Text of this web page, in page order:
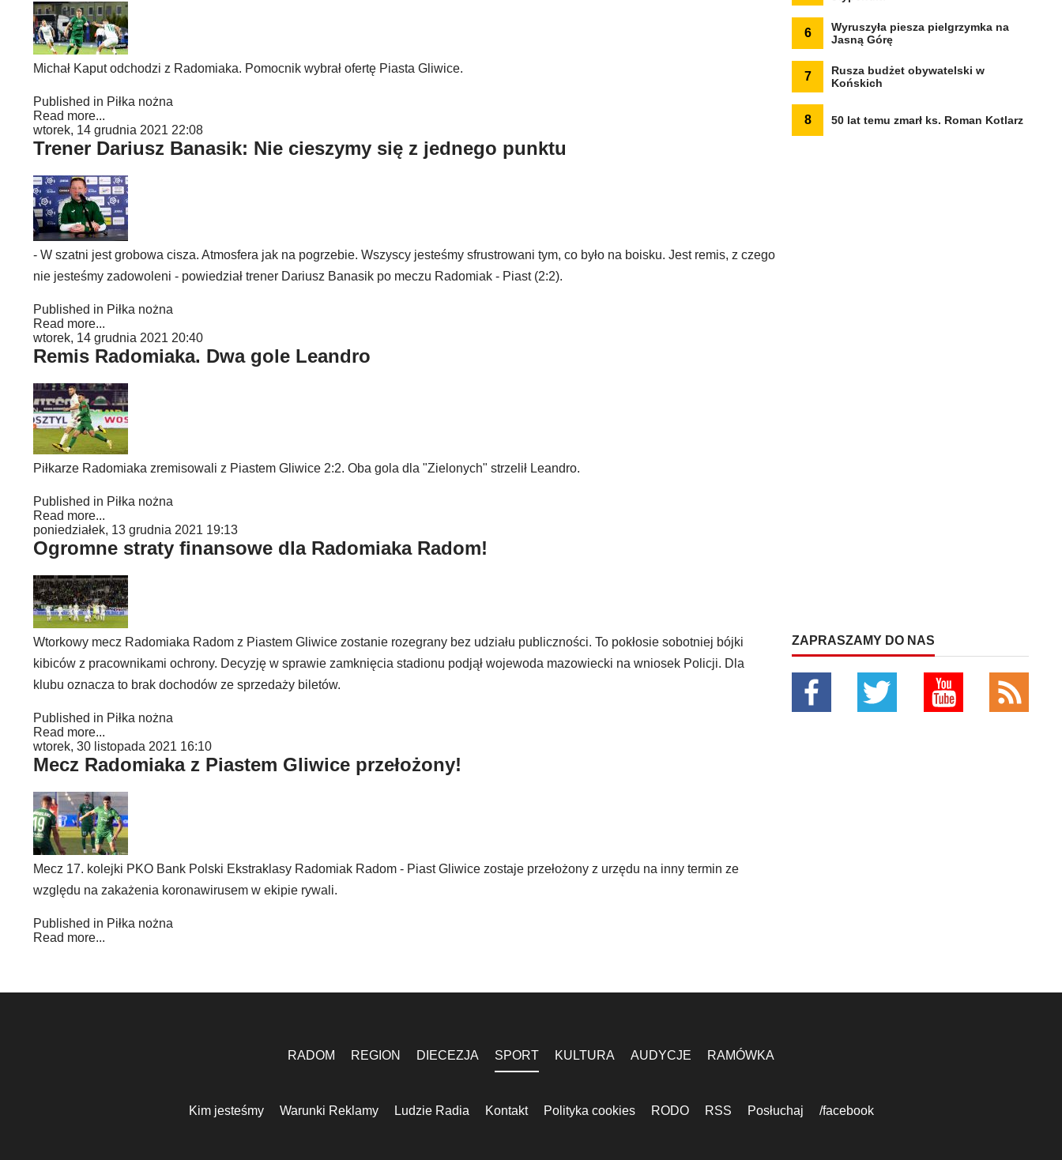
Michał Kaput odchodzi z Radomiaka. Pomocnik wybrał ofertę Piasta Gliwice.
Published in Piłka nożna
Read more...
wtorek, 14 grudnia 2021 22:08
Trener Dariusz Banasik: Nie cieszymy się z jednego punktu
- W szatni jest grobowa cisza. Atmosfera jak na pogrzebie. Wszyscy jesteśmy sfrustrowani tym, co było na boisku. Jest remis, z czego
nie jesteśmy zadowoleni - powiedział trener Dariusz Banasik po meczu Radomiak - Piast (2:2).
Published in Piłka nożna
Read more...
wtorek, 14 grudnia 2021 20:40
Remis Radomiaka. Dwa gole Leandro
Piłkarze Radomiaka zremisowali z Piastem Gliwice 2:2. Oba gola dla "Zielonych" strzelił Leandro.
Published in Piłka nożna
Read more...
poniedziałek, 13 grudnia 2021 19:13
Ogromne straty finansowe dla Radomiaka Radom!
Wtorkowy mecz Radomiaka Radom z Piastem Gliwice zostanie rozegrany bez udziału publiczności. To pokłosie sobotniej bójki
kibiców z pracownikami ochrony. Decyzję w sprawie zamknięcia stadionu podjął wojewoda mazowiecki na wniosek Policji. Dla
klubu oznacza to brak dochodów ze sprzedaży biletów.
Published in Piłka nożna
Read more...
wtorek, 30 listopada 2021 16:10
Mecz Radomiaka z Piastem Gliwice przełożony!
Mecz 17. kolejki PKO Bank Polski Ekstraklasy Radomiak Radom - Piast Gliwice zostaje przełożony z urzędu na inny termin ze
względu na zakażenia koronawirusem w ekipie rywali.
Published in Piłka nożna
Read more...
6
Wyruszyła piesza pielgrzymka na
Jasną Górę
7
Rusza budżet obywatelski w
Końskich
8 50 lat temu zmarł ks. Roman Kotlarz
ZAPRASZAMY DO NAS
RADOM REGION DIECEZJA SPORT KULTURA AUDYCJE RAMÓWKA
Kim jesteśmy Warunki Reklamy Ludzie Radia Kontakt Polityka cookies RODO RSS Posłuchaj /facebook